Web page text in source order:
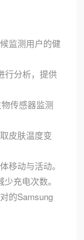
监测用户的健
行分析，提供
传感器监测
皮肤温度变
移动与活动。
充电次数。
的Samsung